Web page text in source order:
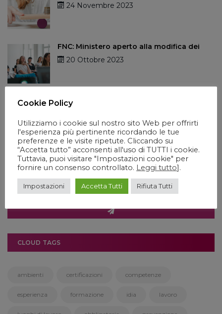
24 Novembre 2023
FNC: Ministero aperto alla modifica dei
20 Ottobre 2023
L’importanza dei corsi di formazione per
ISCRIVITI ALLA NEWSLETTER
CLOUD TAGS
ambienti certificazioni competenze
esperienza formazione idia lavoro
Cookie Policy
Utilizziamo i cookie sul nostro sito Web per offrirti
l'esperienza più pertinente ricordando le tue
preferenze e le visite ripetute. Cliccando su
“Accetta tutto” acconsenti all'uso di TUTTI i cookie.
Tuttavia, puoi visitare "Impostazioni cookie" per
fornire un consenso controllato. Leggi tutto].
Impostazioni Accetta Tutti Rifiuta Tutti